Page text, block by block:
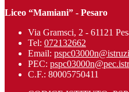
Liceo “Mamiani” - Pesaro
Via Gramsci, 2 - 61121
Tel: 072132662
Email:
PEC:
C.F.: 80005750411